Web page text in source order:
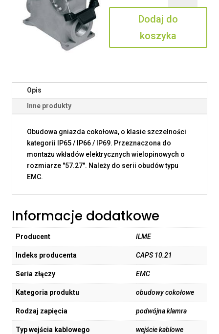
10.21
Dodaj do
koszyka
Opis
Inne produkty
Obudowa gniazda cokołowa, o klasie szczelności
kategorii IP65 / IP66 / IP69. Przeznaczona do
montażu wkładów elektrycznych wielopinowych o
rozmiarze "57.27". Należy do serii obudów typu
EMC.
Informacje dodatkowe
Producent ILME
Indeks producenta CAPS 10.21
Seria złączy EMC
Kategoria produktu obudowy cokołowe
Rodzaj zapięcia podwójna klamra
Typ wejścia kablowego wejście kablowe